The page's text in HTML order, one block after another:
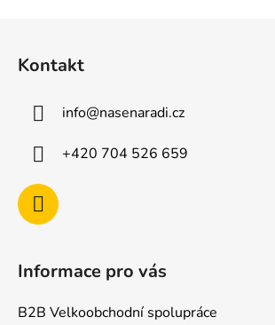
Kontakt
info@nasenaradi.cz
+420 704 526 659
Informace pro vás
B2B Velkoobchodní spolupráce